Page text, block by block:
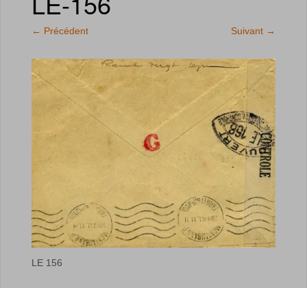
← Précédent Suivant →
LE 156